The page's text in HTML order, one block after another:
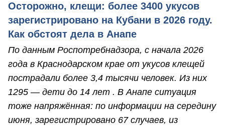
Осторожно, клещи: более 3400 укусов
зарегистрировано на Кубани в 2026 году.
Как обстоят дела в Анапе
По данным Роспотребнадзора, с начала 2026
года в Краснодарском крае от укусов клещей
пострадали более 3,4 тысячи человек. Из них
1295 — дети до 14 лет . В Анапе ситуация
тоже напряжённая: по информации на середину
июня, зарегистрировано 67 случаев, из